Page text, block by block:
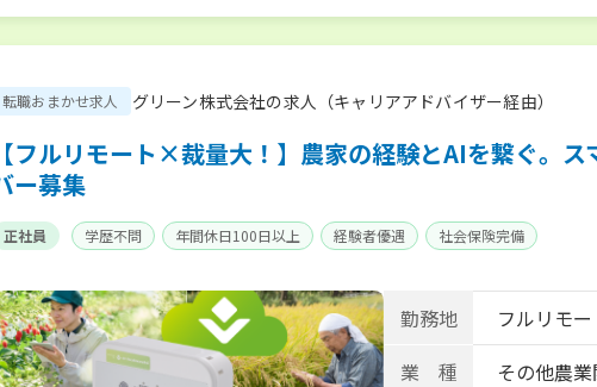
転職おまかせ求人 グリーン株式会社の求人（キャリアアドバイザー経由）
【フルリモート×裁量大！】農家の経験とAIを繋ぐ。
ー募集
正社員 学歴不問 年間休日100日以上 経験者優遇 社会保険完備
勤務地
フルリモー
業 種
その他農